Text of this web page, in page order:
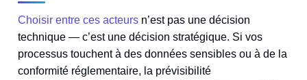
Choisir entre ces acteurs n’est pas une décision
technique — c’est une décision stratégique. Si vos
processus touchent à des données sensibles ou à de la
conformité réglementaire, la prévisibilité